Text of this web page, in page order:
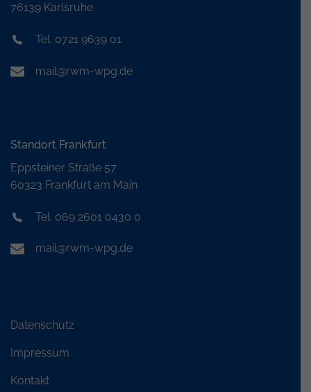
76139 Karlsruhe
Tel. 0721 9639 01
mail@rwm-wpg.de
Standort Frankfurt
Eppsteiner Straße 57
60323 Frankfurt am Main
Tel. 069 2601 0430 0
mail@rwm-wpg.de
Datenschutz
Impressum
Kontakt